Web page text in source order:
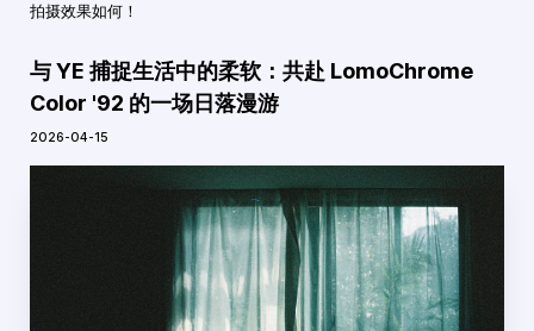
拍摄效果如何！
与 YE 捕捉生活中的柔软：共赴 LomoChrome
Color '92 的一场日落漫游
2026-04-15